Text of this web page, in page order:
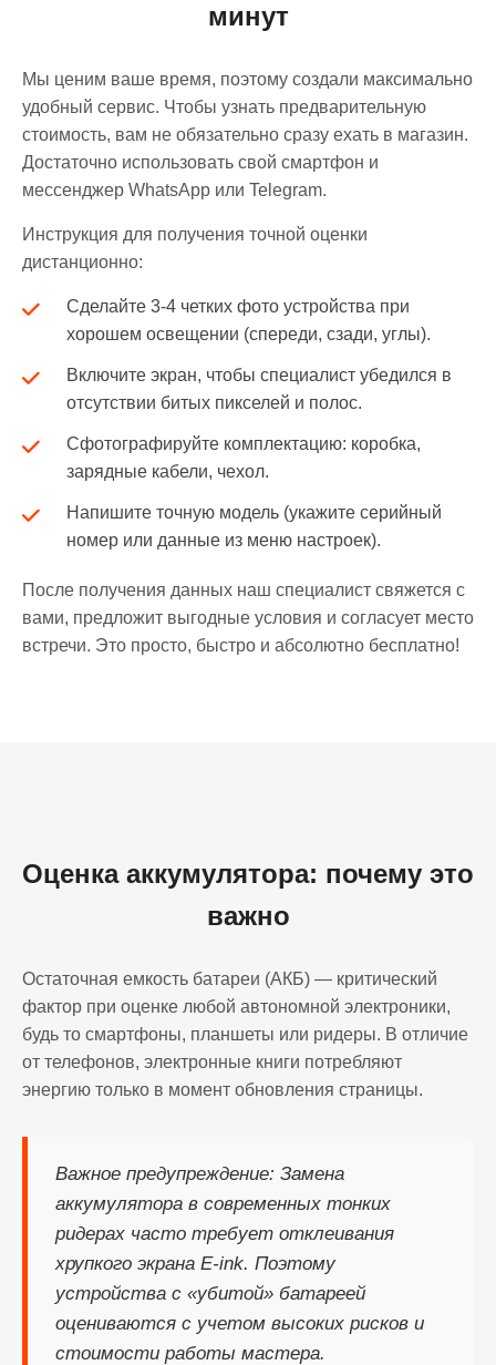
минут
Мы ценим ваше время, поэтому создали максимально
удобный сервис. Чтобы узнать предварительную
стоимость, вам не обязательно сразу ехать в магазин.
Достаточно использовать свой смартфон и
мессенджер WhatsApp или Telegram.
Инструкция для получения точной оценки
дистанционно:
Сделайте 3-4 четких фото устройства при
хорошем освещении (спереди, сзади, углы).
Включите экран, чтобы специалист убедился в
отсутствии битых пикселей и полос.
Сфотографируйте комплектацию: коробка,
зарядные кабели, чехол.
Напишите точную модель (укажите серийный
номер или данные из меню настроек).
После получения данных наш специалист свяжется с
вами, предложит выгодные условия и согласует место
встречи. Это просто, быстро и абсолютно бесплатно!
Оценка аккумулятора: почему это
важно
Остаточная емкость батареи (АКБ) — критический
фактор при оценке любой автономной электроники,
будь то смартфоны, планшеты или ридеры. В отличие
от телефонов, электронные книги потребляют
энергию только в момент обновления страницы.
Важное предупреждение: Замена
аккумулятора в современных тонких
ридерах часто требует отклеивания
хрупкого экрана E-ink. Поэтому
устройства с «убитой» батареей
оцениваются с учетом высоких рисков и
стоимости работы мастера.